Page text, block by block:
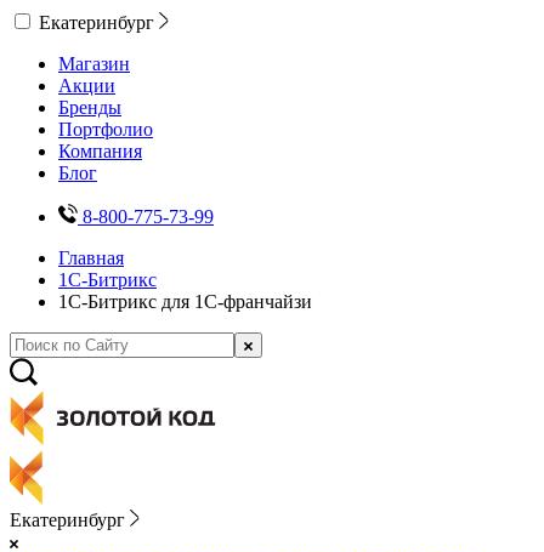
Екатеринбург
Магазин
Акции
Бренды
Портфолио
Компания
Блог
8-800-775-73-99
Главная
1С-Битрикс
1С-Битрикс для 1С-франчайзи
Екатеринбург